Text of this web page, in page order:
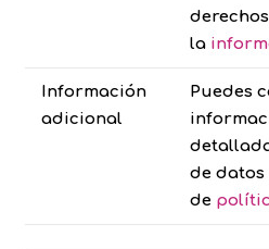
la
Información
adicional
Puedes
de datos
de